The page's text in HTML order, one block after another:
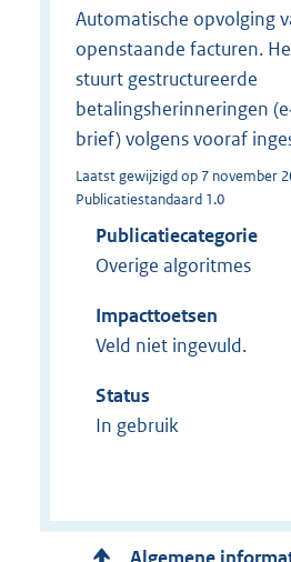
Automatische opvolging
openstaande facturen.
stuurt gestructureerde
betalingsherinneringen
brief) volgens vooraf
Laatst gewijzigd op 7 november
Publicatiestandaard 1.0
Publicatiecategorie
Overige algoritmes
Impacttoetsen
Veld niet ingevuld.
Status
In gebruik
Algemene